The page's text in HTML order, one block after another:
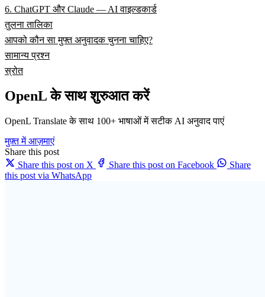
6. ChatGPT और Claude — AI वाइल्डकार्ड
तुलना तालिका
आपको कौन सा मुफ्त अनुवादक चुनना चाहिए?
सामान्य प्रश्न
स्रोत
OpenL के साथ शुरुआत करें
OpenL Translate के साथ 100+ भाषाओं में सटीक AI अनुवाद पाएं
मुफ़्त में आज़माएं
Share this post
Share this post on X
Share this post on Facebook
Share
this post via WhatsApp